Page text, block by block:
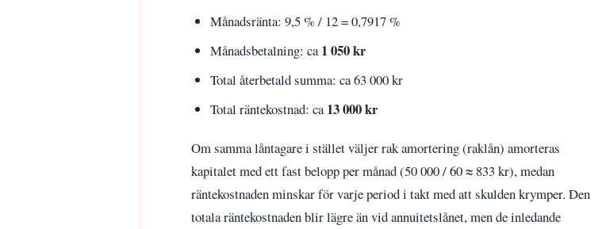
Månadsränta: 9,5 % / 12 = 0,7917 %
Månadsbetalning: ca1 050 kr
Total återbetald summa: ca 63 000 kr
Total räntekostnad: ca13 000 kr
Om samma låntagare i stället väljer rak amortering (raklån) amorteras
kapitalet med ett fast belopp per månad (50 000 / 60 ≈ 833 kr), medan
räntekostnaden minskar för varje period i takt med att skulden krymper. Den
totala räntekostnaden blir lägre än vid annuitetslånet, men de inledande